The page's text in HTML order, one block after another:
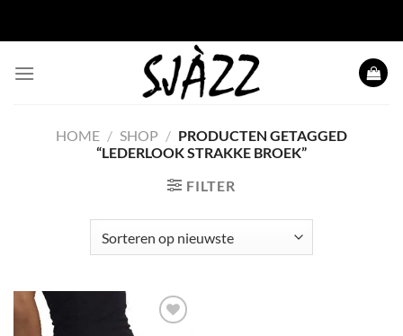
HOME / SHOP / PRODUCTEN GETAGGED
“LEDERLOOK STRAKKE BROEK”
FILTER